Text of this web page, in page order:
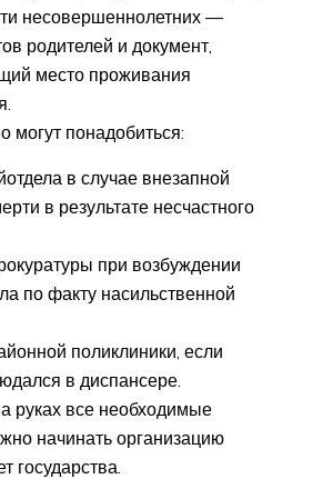
несовершеннолетних —
родителей и документ,
место проживания
могут понадобиться:
в случае внезапной
в результате несчастного
при возбуждении
по факту насильственной
поликлиники, если
в диспансере.
руках все необходимые
начинать организацию
государства.